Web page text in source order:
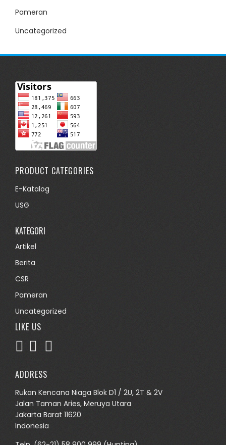
Pameran
Uncategorized
PRODUCT CATEGORIES
E-Katalog
USG
KATEGORI
Artikel
Berita
CSR
Pameran
Uncategorized
LIKE US
ADDRESS
Rukan Kencana Niaga Blok D1 / 2U, 2T & 2V
Jalan Taman Aries, Meruya Utara
Jakarta Barat 11620
Indonesia